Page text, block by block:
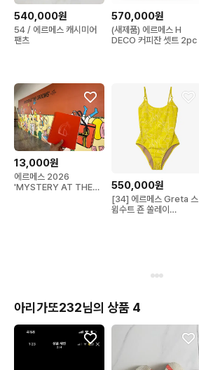
540,000원
54 / 에르메스 캐시미어
팬츠
570,000원
(새제품) 에르메스 H
DECO 커피잔 셋트 2pc
13,000원
에르메스 2026
'MYSTERY AT THE
550,000원
[34] 에르메스 Greta 스
윔수트 죤 쏠레이
아리가또232님의 상품 4